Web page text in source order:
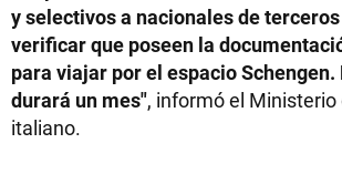
y selectivos a nacionales de
verificar que poseen la
para viajar por el espacio
durará un mes", informó el
italiano.